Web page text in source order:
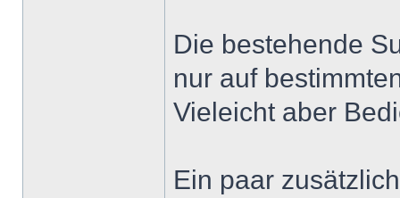
Die bestehende
nur auf
Vieleicht aber
Ein paar